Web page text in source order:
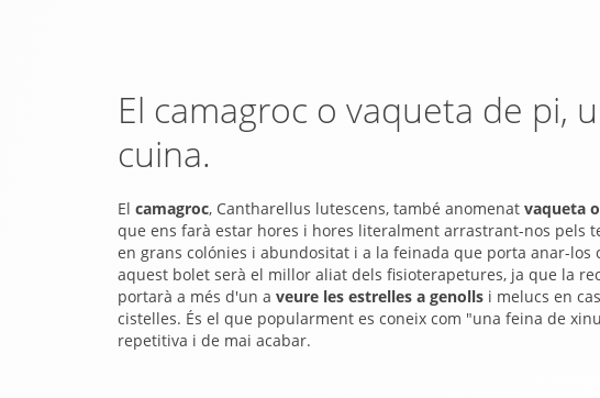
El camagroc o vaqueta de pi,
cuina.
El camagroc, Cantharellus lutescens, també anomenat vaqueta
que ens farà estar hores i hores literalment arrastrant-nos pels
en grans colónies i abundositat i a la feinada que porta anar-los
aquest bolet serà el millor aliat dels fisioterapetures, ja que la
portarà a més d'un a veure les estrelles a genolls i melucs en
cistelles. És el que popularment es coneix com "una feina de
repetitiva i de mai acabar.